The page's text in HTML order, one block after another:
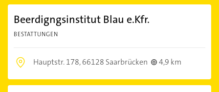
Beerdigngsinstitut Blau e.Kfr.
BESTATTUNGEN
Hauptstr. 178,66128 Saarbrücken 4,9 km